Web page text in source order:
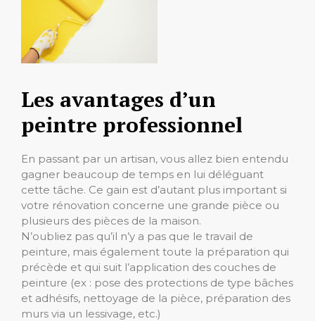
Les avantages d’un
peintre professionnel
En passant par un artisan, vous allez bien entendu
gagner beaucoup de temps en lui déléguant
cette tâche. Ce gain est d’autant plus important si
votre rénovation concerne une grande pièce ou
plusieurs des pièces de la maison.
N’oubliez pas qu’il n’y a pas que le travail de
peinture, mais également toute la préparation qui
précède et qui suit l’application des couches de
peinture (ex : pose des protections de type bâches
et adhésifs, nettoyage de la pièce, préparation des
murs via un lessivage, etc.)